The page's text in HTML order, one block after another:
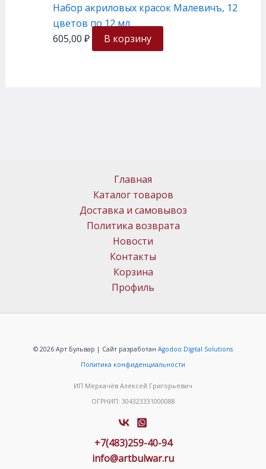
Набор акриловых красок Малевичъ, 12
цветов по 12 мл
605,00 ₽ В корзину
Главная
Каталог товаров
Доставка и самовывоз
Политика возврата
Новости
Контакты
Корзина
Профиль
© 2026 Арт Бульвар | Сайт разработан Agodoo Digital Solutions
Политика конфиденциальности
ИП Меркачёв Алексей Григорьевич
ОГРНИП: 304323331000088
+7(483)259-40-94
info@artbulwar.ru